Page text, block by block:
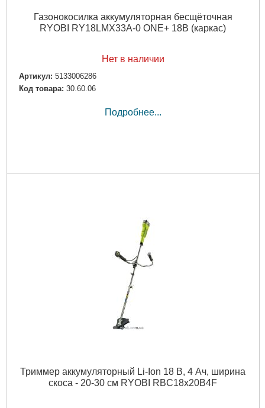
Газонокосилка аккумуляторная бесщёточная
RYOBI RY18LMX33A-0 ONE+ 18В (каркас)
Нет в наличии
Артикул: 5133006286
Код товара: 30.60.06
Подробнее...
Триммер аккумуляторный Li-Ion 18 В, 4 Ач, ширина
скоса - 20-30 см RYOBI RBC18x20B4F